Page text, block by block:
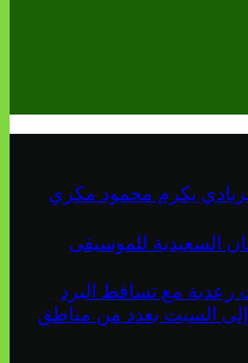
يكرم محمود مكري
السعيدية للموسيقى
رعدية مع تساقط البرد
السبت بعدد من مناطق